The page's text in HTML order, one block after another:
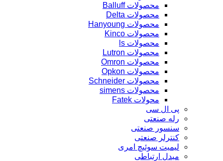
محصولات Balluff
محصولات Delta
محصولات Hanyoung
محصولات Kinco
محصولات ls
محصولات Lutron
محصولات Omron
محصولات Opkon
محصولات Schneider
محصولات simens
محولات Fatek
پی ال سی
رله صنعتی
سنسور صنعتی
کنترلر صنعتی
لیمیت سوئیچ امری
مبدل ارتباطی